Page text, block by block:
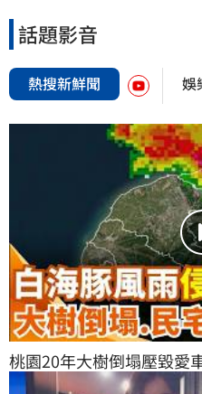
話題影音
熱搜新鮮聞 娛
桃園20年大樹倒塌壓毀愛
掀屋頂臥室破大洞！｜三